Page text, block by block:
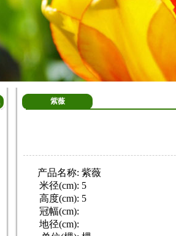
紫薇
产品名称: 紫薇
米径(cm): 5
高度(cm): 5
冠幅(cm):
地径(cm):